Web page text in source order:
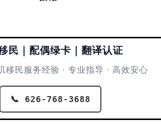
民｜配偶绿卡｜翻译认证
移民服务经验 · 专业指导 · 高效安心
📞 626-768-3688